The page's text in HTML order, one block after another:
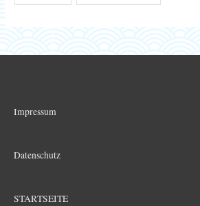
Impressum
Datenschutz
STARTSEITE